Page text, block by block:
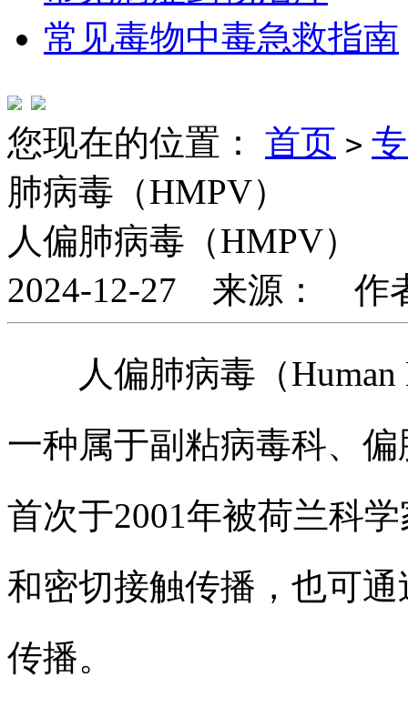
常见毒物中毒急救指南
您现在的位置： 首页 >
肺病毒（HMPV）
人偏肺病毒（HMPV）
2024-12-27 来源： 作
人偏肺病毒（Human
一种属于副粘病毒科、
首次于2001年被荷兰科
和密切接触传播，也可
传播。